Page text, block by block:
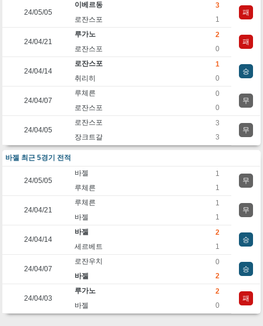
24/05/05
이베르동
3
패
로잔스포
1
24/04/21
루가노
2
패
로잔스포
0
24/04/14
로잔스포
1
승
취리히
0
24/04/07
루체른
0
무
로잔스포
0
24/04/05
로잔스포
3
무
장크트갈
3
바젤 최근 5경기 전적
24/05/05
바젤
1
무
루체른
1
24/04/21
루체른
1
무
바젤
1
24/04/14
바젤
2
승
세르베트
1
24/04/07
로잔우치
0
승
바젤
2
24/04/03
루가노
2
패
바젤
0